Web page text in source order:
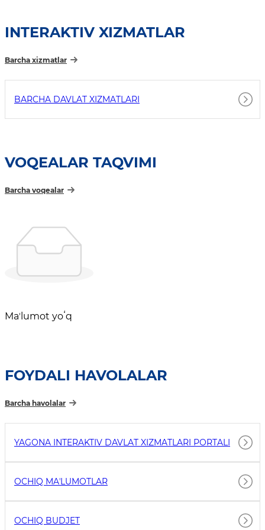
INTERAKTIV XIZMATLAR
Barcha xizmatlar
BARCHA DAVLAT XIZMATLARI
VOQEALAR TAQVIMI
Barcha voqealar
Maʼlumot yoʻq
FOYDALI HAVOLALAR
Barcha havolalar
YAGONA INTERAKTIV DAVLAT XIZMATLARI PORTALI
OCHIQ MAʼLUMOTLAR
OCHIQ BUDJET